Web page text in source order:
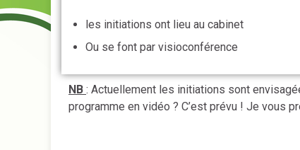
les initiations ont lieu au cabinet
Ou se font par visioconférence
NB : Actuellement les initiations sont
programme en vidéo ? C’est prévu ! Je vous